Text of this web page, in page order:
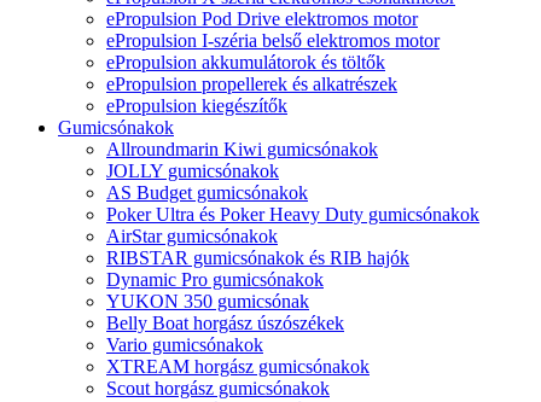
ePropulsion Pod Drive elektromos motor
ePropulsion I-széria belső elektromos motor
ePropulsion akkumulátorok és töltők
ePropulsion propellerek és alkatrészek
ePropulsion kiegészítők
Gumicsónakok
Allroundmarin Kiwi gumicsónakok
JOLLY gumicsónakok
AS Budget gumicsónakok
Poker Ultra és Poker Heavy Duty gumicsónakok
AirStar gumicsónakok
RIBSTAR gumicsónakok és RIB hajók
Dynamic Pro gumicsónakok
YUKON 350 gumicsónak
Belly Boat horgász úszószékek
Vario gumicsónakok
XTREAM horgász gumicsónakok
Scout horgász gumicsónakok